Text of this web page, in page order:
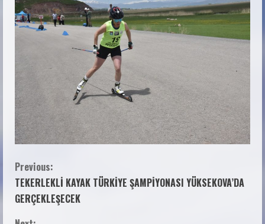
Previous:
TEKERLEKLİ KAYAK TÜRKİYE ŞAMPİYONASI YÜKSEKOVA’DA
GERÇEKLEŞECEK